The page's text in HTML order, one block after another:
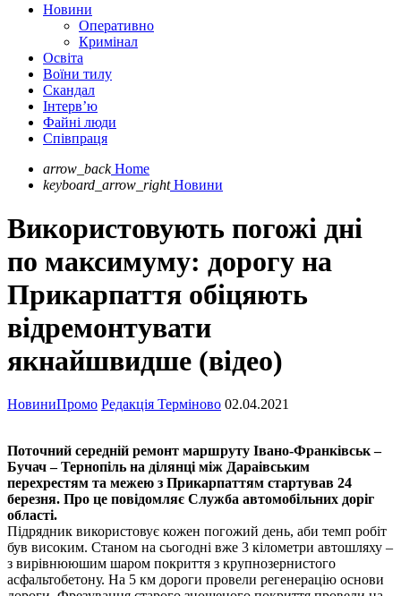
Новини
Оперативно
Кримінал
Освіта
Воїни тилу
Скандал
Інтерв’ю
Файні люди
Співпраця
arrow_back Home
keyboard_arrow_right Новини
Використовують погожі дні
по максимуму: дорогу на
Прикарпаття обіцяють
відремонтувати
якнайшвидше (відео)
НовиниПромо Редакція Терміново 02.04.2021
Поточний середній ремонт маршруту Івано-Франківськ –
Бучач – Тернопіль на ділянці між Дараівським
перехрестям та межею з Прикарпаттям стартував 24
березня. Про це повідомляє Служба автомобільних доріг
області.
Підрядник використовує кожен погожий день, аби темп робіт
був високим. Станом на сьогодні вже 3 кілометри автошляху –
з вирівнююшим шаром покриття з крупнозернистого
асфальтобетону. На 5 км дороги провели регенерацію основи